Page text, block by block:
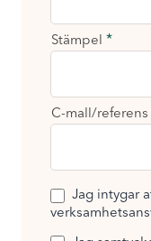
Stämpel *
C-mall/referens
Jag intygar